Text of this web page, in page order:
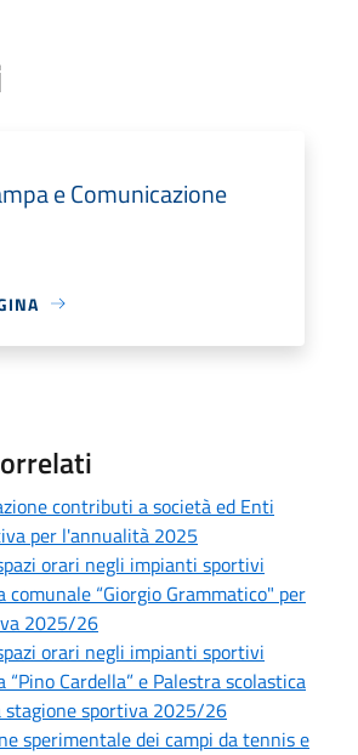
e Comunicazione
contributi a società ed Enti
per l'annualità 2025
orari negli impianti sportivi
comunale “Giorgio Grammatico" per
2025/26
orari negli impianti sportivi
Cardella” e Palestra scolastica
stagione sportiva 2025/26
sperimentale dei campi da tennis e